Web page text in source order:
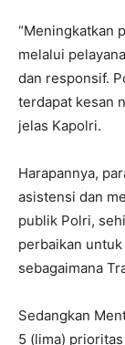
“Meningkatkan
melalui
dan responsif.
terdapat kesan
jelas Kapolri.
Harapannya,
asistensi dan
publik Polri,
perbaikan
sebagaimana
Sedangkan
5 (lima)